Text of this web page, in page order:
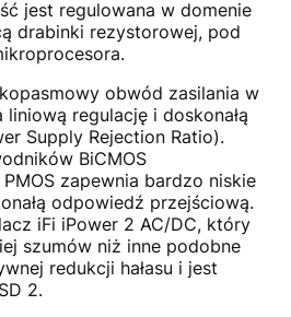
jest regulowana w domenie
drabinki rezystorowej, pod
obwód zasilania w
liniową regulację i doskonałą
Supply Rejection Ratio).
BiCMOS
zapewnia bardzo niskie
odpowiedź przejściową.
iFi iPower 2 AC/DC, który
szumów niż inne podobne
redukcji hałasu i jest
2.